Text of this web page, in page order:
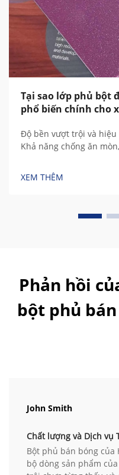
Tại sao lớp phủ bột
phổ biến chính cho
Độ bền vượt trội và hiệu
Khả năng chống ăn
lớp phủ bột bắt nguồn
đặc biệt của nó. Truyền
XEM THÊM
Phản hồi
bột phủ
John Smith
Chất lượng và Dịch vụ
Bột phủ bán bóng của
bộ dòng sản phẩm